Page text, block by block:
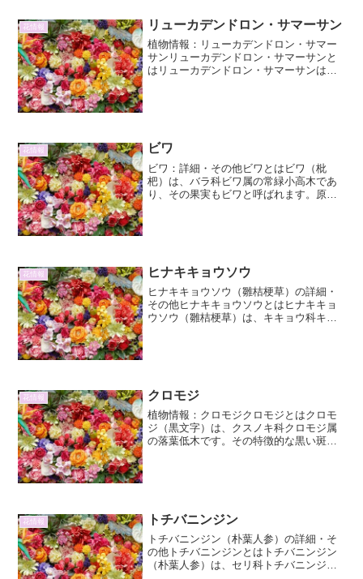
花情報 リューカデンドロン・サマーサン
植物情報：リューカデンドロン・サマー
サンリューカデンドロン・サマーサンと
はリューカデンドロン・サマーサンは、
花情報 ビワ
ビワ：詳細・その他ビワとはビワ（枇
杷）は、バラ科ビワ属の常緑小高木であ
り、その果実もビワと呼ばれます。原産
花情報 ヒナキキョウソウ
ヒナキキョウソウ（雛桔梗草）の詳細・
その他ヒナキキョウソウとはヒナキキョ
ウソウ（雛桔梗草）は、キキョウ科キキ
花情報 クロモジ
植物情報：クロモジクロモジとはクロモ
ジ（黒文字）は、クスノキ科クロモジ属
の落葉低木です。その特徴的な黒い斑点
花情報 トチバニンジン
トチバニンジン（朴葉人参）の詳細・そ
の他トチバニンジンとはトチバニンジン
（朴葉人参）は、セリ科トチバニンジン